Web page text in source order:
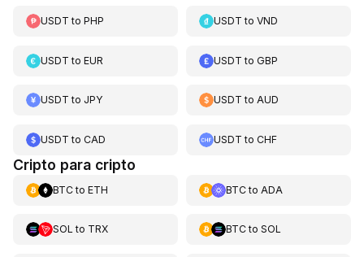
USDT to PHP USDT toVND
USDT to EUR USDT toGBP
USDT to JPY USDT toAUD
USDT to CAD USDT toCHF
Cripto para cripto
BTCto ETH BTCto ADA
SOL to TRX BTCto SOL